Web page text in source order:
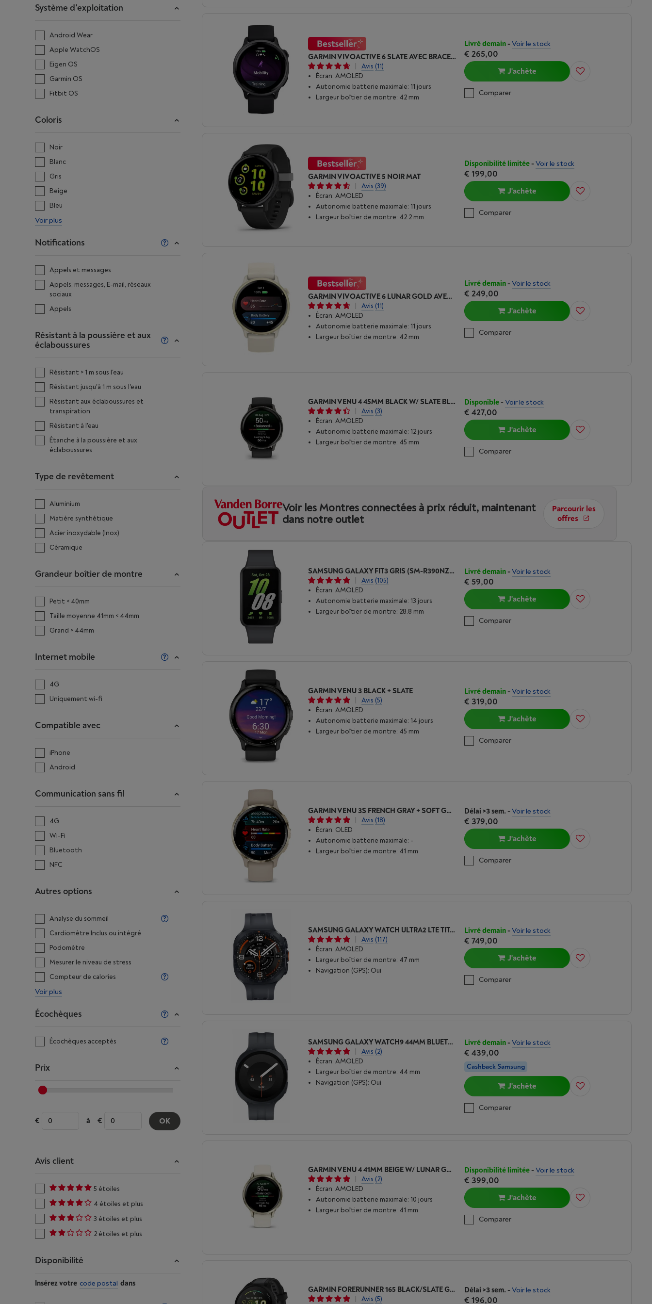
Système d'exploitation
Android Wear
Apple WatchOS
Eigen OS
Garmin OS
Fitbit OS
Coloris
Noir
Blanc
Gris
Beige
Bleu
Voir plus
Notifications
Appels et messages
Appels, messages, E-mail, réseaux
sociaux
Appels
Résistant à la poussière et aux
éclaboussures
Résistant > 1 m sous l'eau
Résistant jusqu'à 1 m sous l'eau
Résistant aux éclaboussures et
transpiration
Résistant à l'eau
Étanche à la poussière et aux
éclaboussures
Type de revêtement
Aluminium
Matière synthétique
Acier inoxydable (Inox)
Céramique
Grandeur boîtier de montre
Petit < 40mm
Taille moyenne 41mm < 44mm
Grand > 44mm
Internet mobile
4G
Uniquement wi-fi
Compatible avec
iPhone
Android
Communication sans fil
4G
Wi-Fi
Bluetooth
NFC
Autres options
Analyse du sommeil
Cardiomètre Inclus ou intégré
Podomètre
Mesurer le niveau de stress
Compteur de calories
Voir plus
Écochèques
Écochèques acceptés
Prix
à OK
Avis client
5 étoiles
4 étoiles et plus
3 étoiles et plus
2 étoiles et plus
Disponibilité
Insérez votre code postal dans
GARMIN VIVOACTIVE 6 SLATE AVEC BRACELET NOIR
Avis (11)
Écran: AMOLED
Autonomie batterie maximale: 11 jours
Largeur boîtier de montre: 42 mm
Livré demain- Voir le stock
€ 265,00
J'achète
Comparer
GARMIN VIVOACTIVE 5 NOIR MAT
|
Avis (39)
Écran: AMOLED
Autonomie batterie maximale: 11 jours
Largeur boîtier de montre: 42.2 mm
Disponibilité limitée- Voir le stock
€ 199,00
J'achète
Comparer
GARMIN VIVOACTIVE 6 LUNAR GOLD AVEC BRACELET IVOIRE
|
Avis (11)
Écran: AMOLED
Autonomie batterie maximale: 11 jours
Largeur boîtier de montre: 42 mm
Livré demain- Voir le stock
€ 249,00
J'achète
Comparer
GARMIN VENU 4 45MM BLACK W/ SLATE BLACK
|
Avis (3)
Écran: AMOLED
Autonomie batterie maximale: 12 jours
Largeur boîtier de montre: 45 mm
Disponible- Voir le stock
€ 427,00
J'achète
Comparer
Voir les Montres connectées à prix réduit, maintenant
dans notre outlet
Parcourir les
offres
SAMSUNG GALAXY FIT3 GRIS (SM-R390NZAAEUB)
|
Avis (105)
Écran: AMOLED
Autonomie batterie maximale: 13 jours
Largeur boîtier de montre: 28.8 mm
Livré demain- Voir le stock
€ 59,00
J'achète
Comparer
GARMIN VENU 3 BLACK + SLATE
|
Avis (5)
Écran: AMOLED
Autonomie batterie maximale: 14 jours
Largeur boîtier de montre: 45 mm
Livré demain- Voir le stock
€ 319,00
J'achète
Comparer
GARMIN VENU 3S FRENCH GRAY + SOFT GOLD
|
Avis (18)
Écran: OLED
Autonomie batterie maximale: -
Largeur boîtier de montre: 41 mm
Délai >3 sem. - Voir le stock
€ 379,00
J'achète
Comparer
SAMSUNG GALAXY WATCH ULTRA2 LTE TITANIUM BLACK AVEC BRACELET NOIR
Avis (117)
Écran: AMOLED
Largeur boîtier de montre: 47 mm
Navigation (GPS): Oui
Livré demain- Voir le stock
€ 749,00
J'achète
Comparer
SAMSUNG GALAXY WATCH9 44MM BLUETOOTH GRAPHITE AVEC BRACELET NOIR
|
Avis (2)
Écran: AMOLED
Largeur boîtier de montre: 44 mm
Navigation (GPS): Oui
Livré demain- Voir le stock
€ 439,00
Cashback Samsung
J'achète
Comparer
GARMIN VENU 4 41MM BEIGE W/ LUNAR GOLD + BONE
Avis (2)
Écran: AMOLED
Autonomie batterie maximale: 10 jours
Largeur boîtier de montre: 41 mm
Disponibilité limitée- Voir le stock
€ 399,00
J'achète
Comparer
GARMIN FORERUNNER 165 BLACK/SLATE GREY
|
Avis (5)
Délai >3 sem. - Voir le stock
€ 196,00